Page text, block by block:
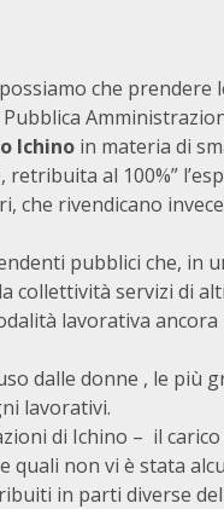
che prendere
Ichino in materia di
al 100%”
rivendicano
pubblici che, in
collettività servizi di
lavorativa
dalle donne , le più
lavorativi.
di Ichino – il
non vi è stata
in parti diverse